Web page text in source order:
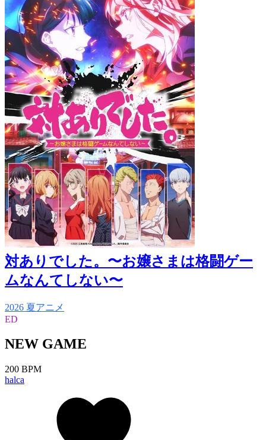
対ありでした。〜お嬢さまは格闘ゲー
ムなんてしない〜
2026 夏アニメ
ED
NEW GAME
200 BPM
halca